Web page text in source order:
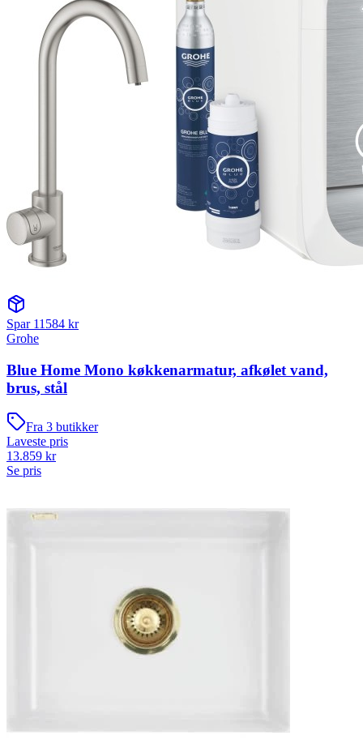
Spar 11584 kr
Grohe
Blue Home Mono køkkenarmatur, afkølet vand,
brus, stål
Fra 3 butikker
Laveste pris
13.859 kr
Se pris